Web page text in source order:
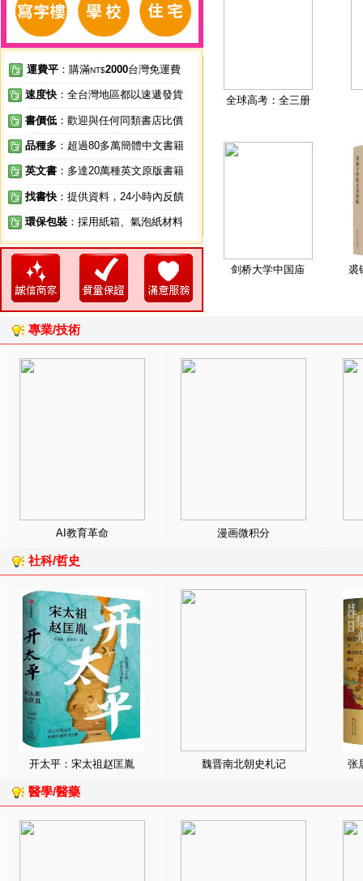
運費平 ：購滿NT$2000台灣免運費
速度快 ：全台灣地區都以速遞發貨
書價低 ：歡迎與任何同類書店比價
品種多 ：超過80多萬簡體中文書籍
英文書 ：多達20萬種英文原版書籍
找書快 ：提供資料，24小時內反饋
環保包裝 ：採用紙箱、氣泡紙材料
全球高考：全三册
剑桥大学中国庙 裘
專業/技術
AI教育革命 漫画微积分
社科/哲史
开太平：宋太祖赵匡胤 魏晋南北朝史札记 张
醫學/醫藥